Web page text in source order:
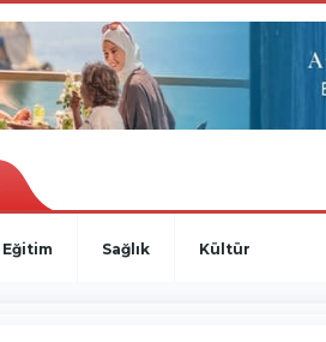
Eğitim Sağlık Kültür